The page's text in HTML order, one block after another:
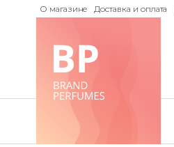
О магазине Доставка и оплата